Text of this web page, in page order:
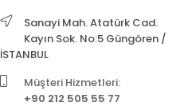
Sanayi Mah. Atatürk Cad.
Kayın Sok. No:5 Güngören /
İSTANBUL
Müşteri Hizmetleri:
+90 212 505 55 77